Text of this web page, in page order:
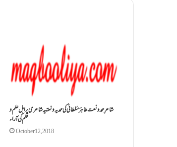
شاعرِ حمدونعت طاہرؔ سُلطانی کی حمدیہ و نعتیہ شاعری پر اہل علم و
قلم کی آراء
October 12, 2018